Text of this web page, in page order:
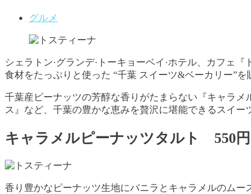
グルメ
シェラトン·グランデ·トーキョーベイ·ホテル、カフェ『
食材をたっぷりと使った “千葉 スイーツ&ベーカリー”を
千葉産ピーナッツの芳醇な香りがたまらない『キャラ
ス』など、千葉の豊かな恵みを贅沢に堪能できるスイー
キャラメルピーナッツタルト 550 円
香り豊かなピーナッツ生地にバニラとキャラメルのム